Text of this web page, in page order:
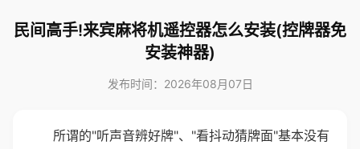
民间高手!来宾麻将机遥控器怎么安装(控牌器免
安装神器)
发布时间：2026年08月07日
所谓的"听声音辨好牌"、"看抖动猜牌面"基本没有